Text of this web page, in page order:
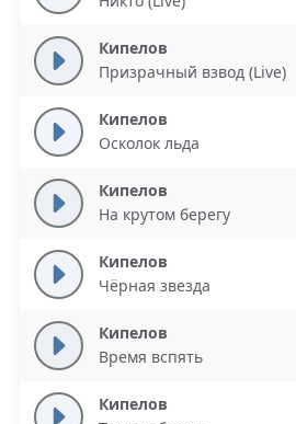
Кипелов
Призрачный взвод (Live)
Кипелов
Осколок льда
Кипелов
На крутом берегу
Кипелов
Чёрная звезда
Кипелов
Время вспять
Кипелов